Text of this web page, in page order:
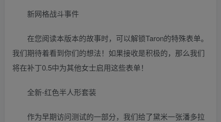
新网格战斗事件
在您阅读本版本的故事时，可以解锁Taron的特殊表单。
我们期待着看到你们的想法！如果接收是积极的，那么我们
将在补丁0.5中为其他女士启用这些表单！
全新-红色半人形套装
作为早期访问测试的一部分，我们给了黛米一张潘多拉